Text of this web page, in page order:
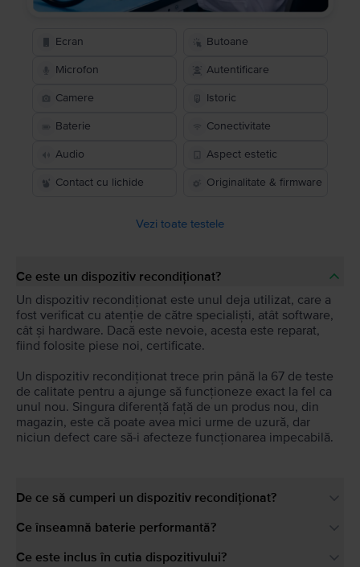
Ecran Butoane
Microfon Autentificare
Camere Istoric
Baterie Conectivitate
Audio Aspect estetic
Contact cu lichide Originalitate & firmware
Vezi toate testele
Ce este un dispozitiv recondiționat?
Un dispozitiv recondiționat este unul deja utilizat, care a
fost verificat cu atenție de către specialiști, atât software,
cât și hardware. Dacă este nevoie, acesta este reparat,
fiind folosite piese noi, certificate.
Un dispozitiv recondiționat trece prin până la 67 de teste
de calitate pentru a ajunge să funcționeze exact la fel ca
unul nou. Singura diferență față de un produs nou, din
magazin, este că poate avea mici urme de uzură, dar
niciun defect care să-i afecteze funcționarea impecabilă.
De ce să cumperi un dispozitiv recondiționat?
Ce înseamnă baterie performantă?
Ce este inclus în cutia dispozitivului?